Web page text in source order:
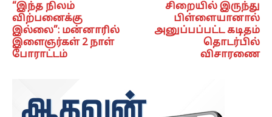
“இந்த நிலம்
விற்பனைக்கு
இல்லை”: மன்னாரில்
இளைஞர்கள் 2 நாள்
போராட்டம்
சிறையில் இருந்து
பிள்ளையானால்
அனுப்பப்பட்ட கடிதம்
தொடர்பில்
விசாரணை